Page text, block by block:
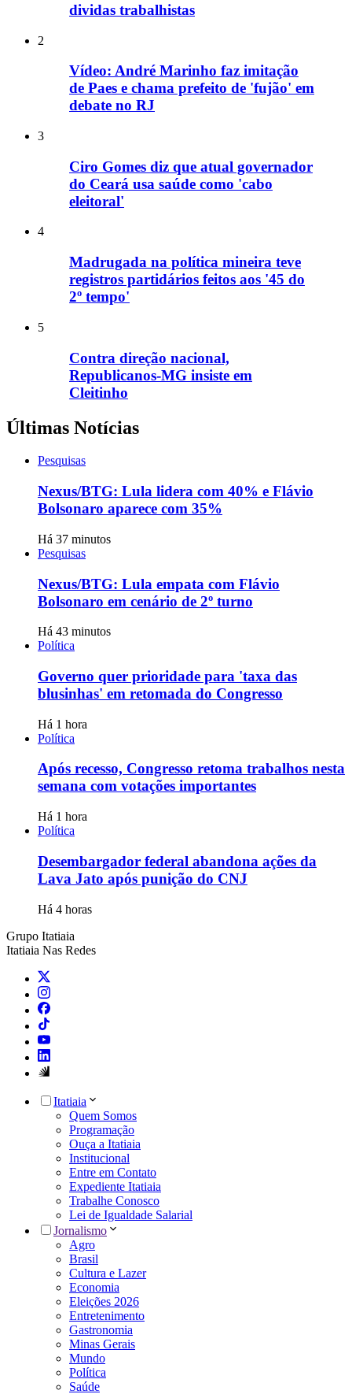
dividas trabalhistas
2
Vídeo: André Marinho faz imitação
de Paes e chama prefeito de 'fujão' em
debate no RJ
3
Ciro Gomes diz que atual governador
do Ceará usa saúde como 'cabo
eleitoral'
4
Madrugada na política mineira teve
registros partidários feitos aos '45 do
2º tempo'
5
Contra direção nacional,
Republicanos-MG insiste em
Cleitinho
Últimas Notícias
Pesquisas
Nexus/BTG: Lula lidera com 40% e Flávio
Bolsonaro aparece com 35%
Há 37 minutos
Pesquisas
Nexus/BTG: Lula empata com Flávio
Bolsonaro em cenário de 2º turno
Há 43 minutos
Política
Governo quer prioridade para 'taxa das
blusinhas' em retomada do Congresso
Há 1 hora
Política
Após recesso, Congresso retoma trabalhos nesta
semana com votações importantes
Há 1 hora
Política
Desembargador federal abandona ações da
Lava Jato após punição do CNJ
Há 4 horas
Grupo Itatiaia
Itatiaia Nas Redes
Itatiaia
Quem Somos
Programação
Ouça a Itatiaia
Institucional
Entre em Contato
Expediente Itatiaia
Trabalhe Conosco
Lei de Igualdade Salarial
Jornalismo
Agro
Brasil
Cultura e Lazer
Economia
Eleições 2026
Entretenimento
Gastronomia
Minas Gerais
Mundo
Política
Saúde